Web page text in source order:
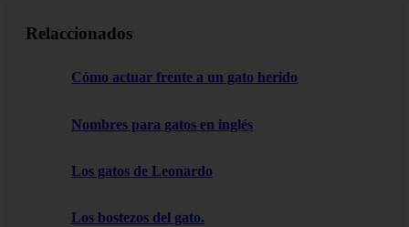
Relaccionados
Cómo actuar frente a un gato herido
Nombres para gatos en inglés
Los gatos de Leonardo
Los bostezos del gato.